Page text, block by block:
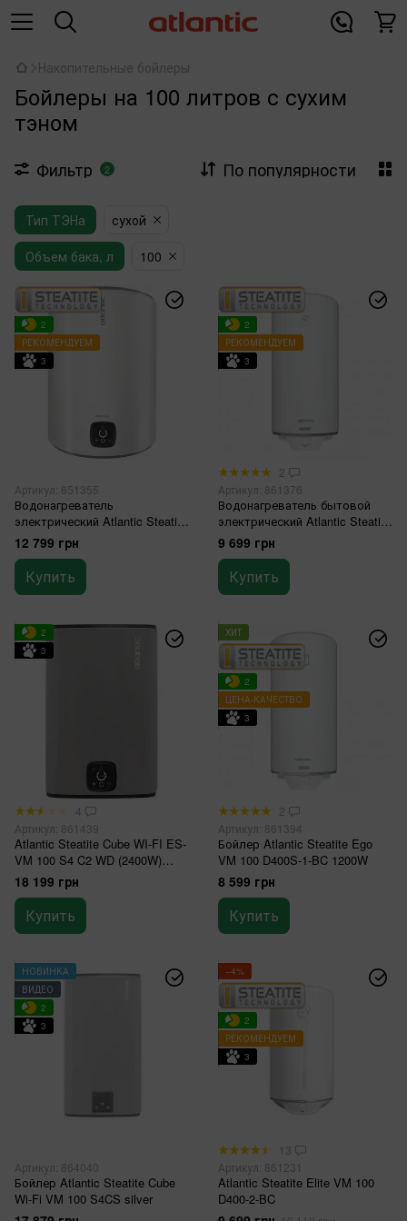
Накопительные бойлеры
Бойлеры на 100 литров с сухим
тэном
Фильтр 2 По популярности
Тип ТЭНа
сухой
Объем бака, л
100
2
РЕКОМЕНДУЕМ
3
Артикул: 851355
Водонагреватель
электрический Atlantic Steatite
Genius VM 100 D400S-3E-C
12 799 грн
Купить
2
РЕКОМЕНДУЕМ
3
2
Артикул: 861376
Водонагреватель бытовой
электрический Atlantic Steatite
Elite VM 100 D400S-2-BC
(1500W)
9 699 грн
Купить
2
3
4
Артикул: 861439
Atlantic Steatite Cube WI-FI ES-
VM 100 S4 C2 WD (2400W)
silver
18 199 грн
Купить
ХИТ
2
ЦЕНА-КАЧЕСТВО
3
2
Артикул: 861394
Бойлер Atlantic Steatite Ego
VM 100 D400S-1-BC 1200W
8 599 грн
Купить
НОВИНКА
ВИДЕО
2
3
Артикул: 864040
Бойлер Atlantic Steatite Cube
Wi-Fi VM 100 S4CS silver
−4%
2
РЕКОМЕНДУЕМ
3
13
Артикул: 861231
Atlantic Steatite Elite VM 100
D400-2-BC